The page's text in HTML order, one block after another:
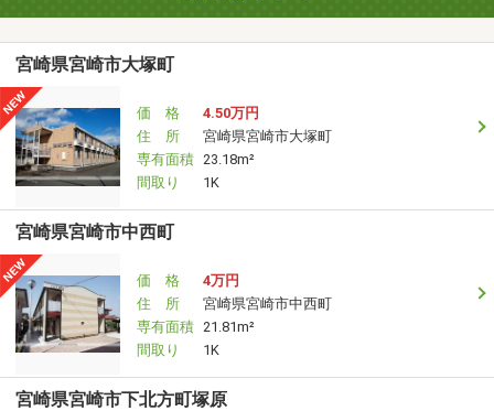
宮崎県宮崎市大塚町
価 格
4.50万円
住 所
宮崎県宮崎市大塚町
専有面積 23.18m²
間取り
1K
宮崎県宮崎市中西町
価 格
4万円
住 所
宮崎県宮崎市中西町
専有面積 21.81m²
間取り
1K
宮崎県宮崎市下北方町塚原